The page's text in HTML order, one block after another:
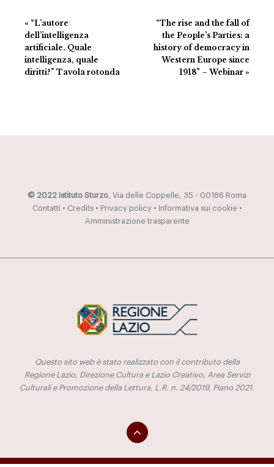
Evento
Navigazione
« “L’autore
dell’intelligenza
artificiale. Quale
intelligenza, quale
diritti?” Tavola rotonda
“The rise and the fall of
the People’s Parties: a
history of democracy in
Western Europe since
1918” – Webinar »
© 2022 Istituto Sturzo, Via delle Coppelle, 35 - 00186 Roma
Contatti • Credits• Privacy policy• Informativa sui cookie •
Amministrazione trasparente
Questo sito web è stato realizzato con il contributo della
Regione Lazio, Direzione Cultura e Lazio Creativo, Area Servizi
Culturali e Promozione della Lettura, L.R. n. 24/2019, Piano 2021.